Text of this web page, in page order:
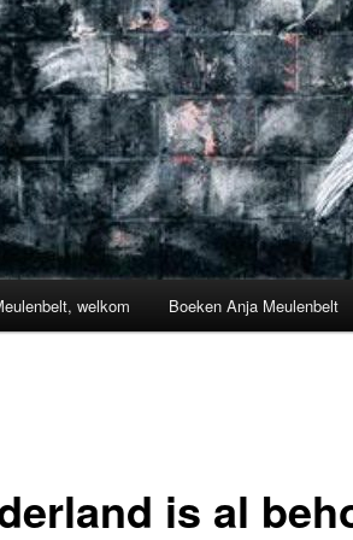
welkom Boeken Anja Meulenbelt
is al